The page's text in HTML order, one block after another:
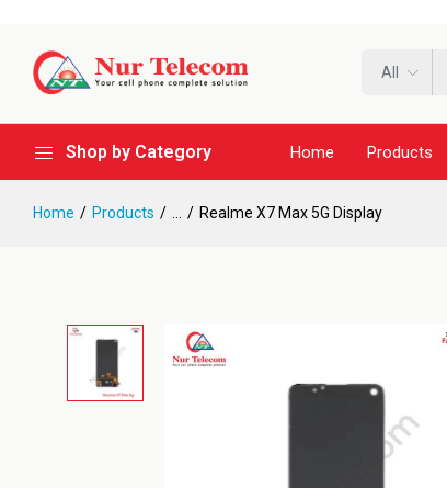
All
Shop by Category Home Products
Home Products Realme X7 Max 5G Display